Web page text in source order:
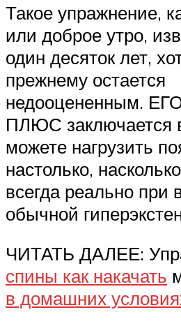
Такое упражнение,
или доброе утро,
один десяток лет,
прежнему остается
недооцененным.
ПЛЮС заключается
можете нагрузить
настолько,
всегда реально при
обычной
ЧИТАТЬ ДАЛЕЕ:
спины как накачать
в домашних